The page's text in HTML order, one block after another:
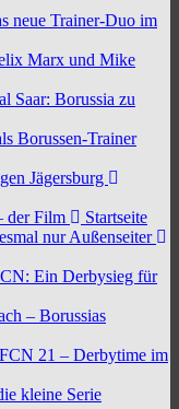
neue Trainer-Duo im
Marx und Mike
Saar: Borussia zu
Borussen-Trainer
Jägersburg
der Film
Startseite
nur Außenseiter
Ein Derbysieg für
– Borussias
21 – Derbytime im
kleine Serie